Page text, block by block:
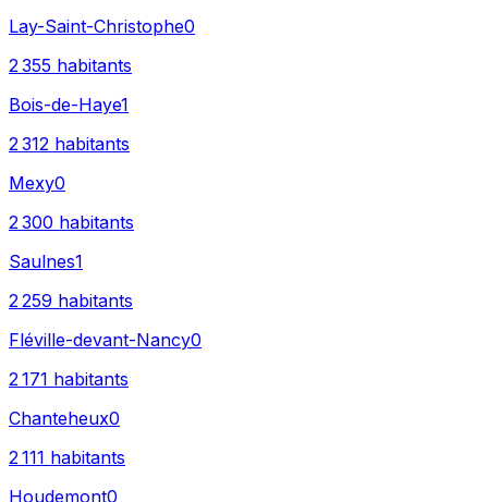
Lay-Saint-Christophe0
2 355 habitants
Bois-de-Haye1
2 312 habitants
Mexy0
2 300 habitants
Saulnes1
2 259 habitants
Fléville-devant-Nancy0
2 171 habitants
Chanteheux0
2 111 habitants
Houdemont0